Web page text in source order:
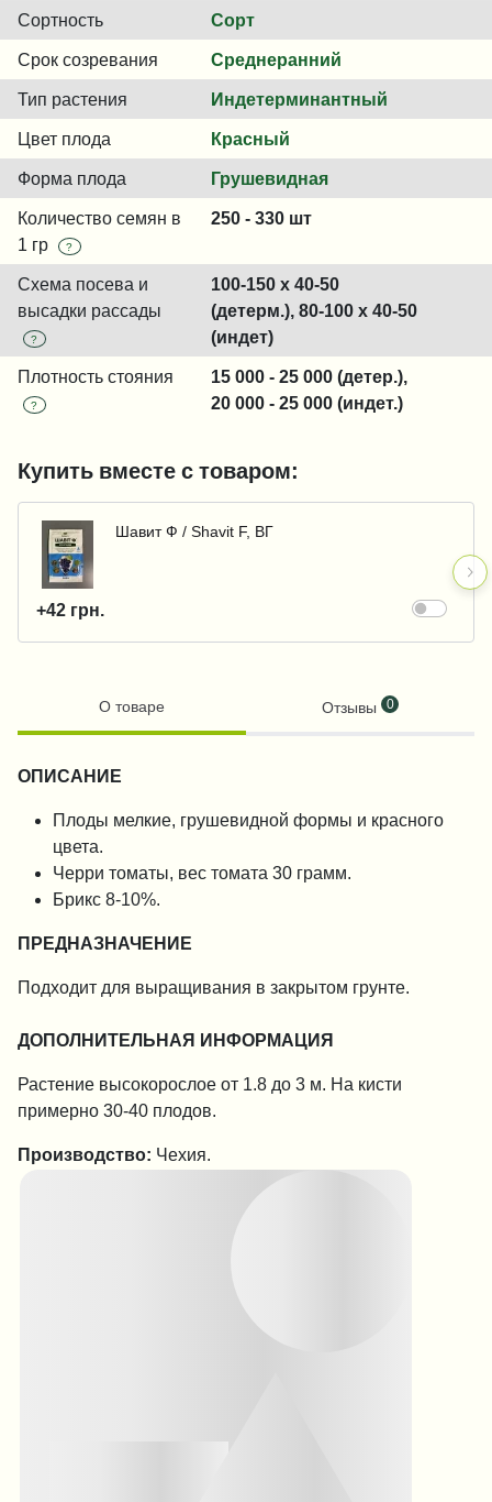
Сортность Сорт
Срок созревания Среднеранний
Тип растения Индетерминантный
Цвет плода Красный
Форма плода Грушевидная
Количество семян в
1 гр
?
250 - 330 шт
Схема посева и
высадки рассады
?
100-150 x 40-50
(детерм.), 80-100 x 40-50
(индет)
Плотность стояния
?
15 000 - 25 000 (детер.),
20 000 - 25 000 (индет.)
Купить вместе с товаром:
Шавит Ф / Shavit F, ВГ
+42 грн.
О товаре Отзывы 0
ОПИСАНИЕ
Плоды мелкие, грушевидной формы и красного
цвета.
Черри томаты, вес томата 30 грамм.
Брикс 8-10%.
ПРЕДНАЗНАЧЕНИЕ
Подходит для выращивания в закрытом грунте.
ДОПОЛНИТЕЛЬНАЯ ИНФОРМАЦИЯ
Растение высокорослое от 1.8 до 3 м. На кисти
примерно 30-40 плодов.
Производство: Чехия.